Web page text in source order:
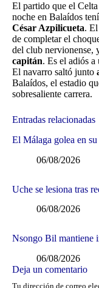
El partido que el
noche en Balaídos
César Azpilicueta.
de completar el
del club nervionense,
capitán. Es el adiós a
El navarro saltó junto
Balaídos, el estadio
sobresaliente carrera.
Entradas relacionadas
El Málaga golea en
06/08/2026
Uche se lesiona tras
06/08/2026
Nsongo Bil mantiene
06/08/2026
Deja un comentario
Tu dirección de correo